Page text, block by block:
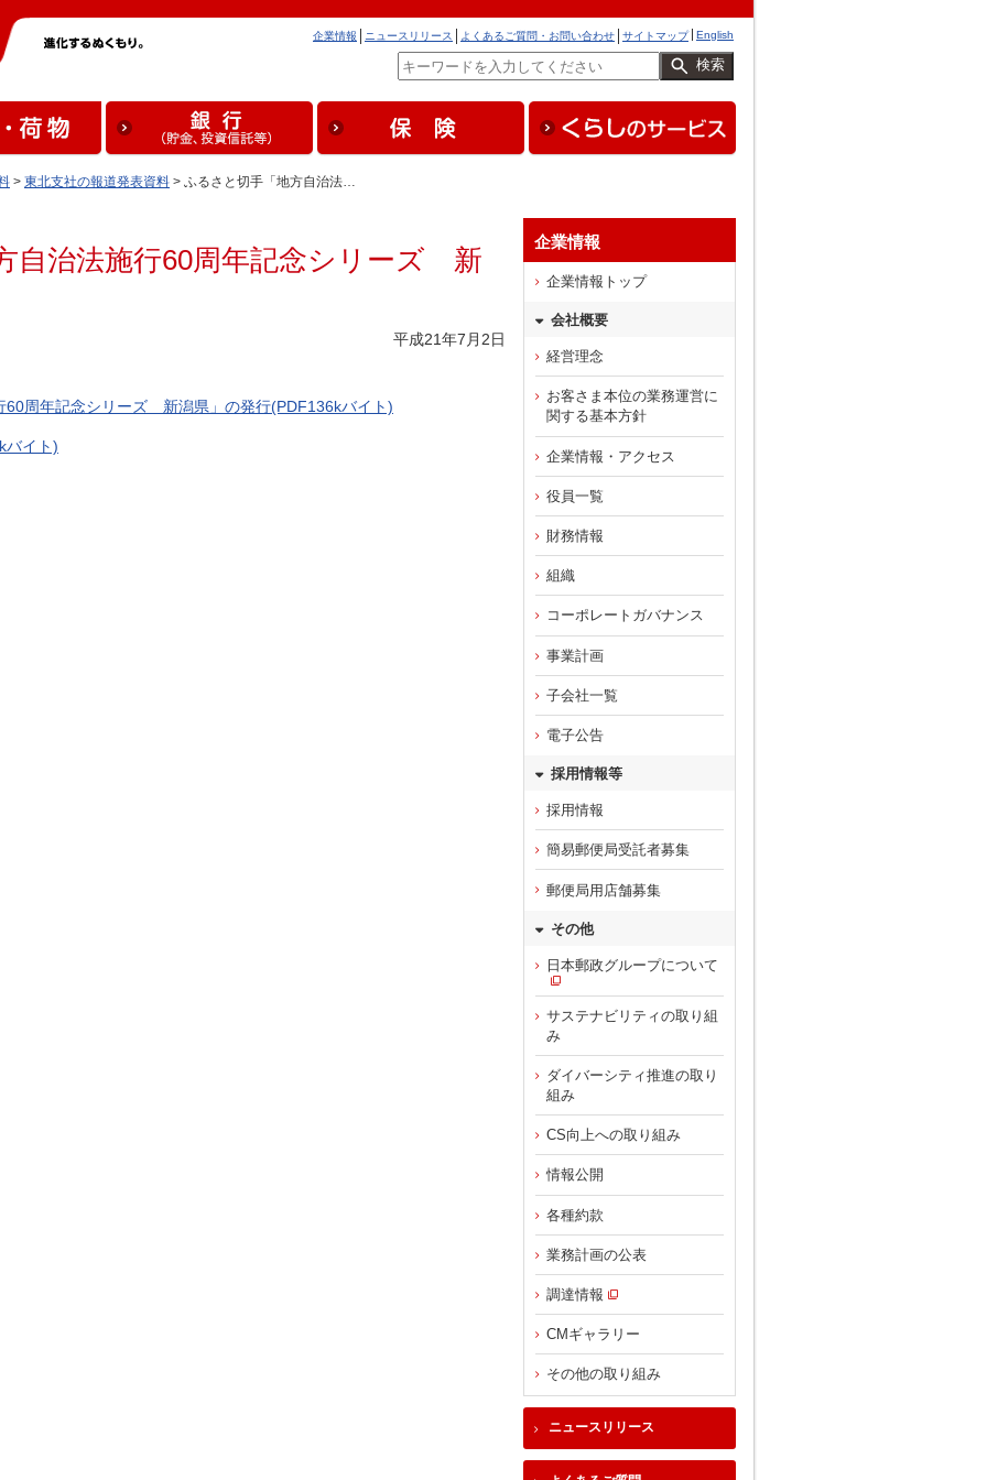
English
サイトマップ
よくあるご質問・お問い合わせ
ニュースリリース
企業情報
検索
> 東北支社の報道発表資料 > ふるさと切手「地方自治法…
自治法施行60周年記念シリーズ 新
平成21年7月2日
60周年記念シリーズ 新潟県」の発行(PDF136kバイト)
バイト)
企業情報
企業情報トップ
会社概要
経営理念
お客さま本位の業務運営に
関する基本方針
企業情報・アクセス
役員一覧
財務情報
組織
コーポレートガバナンス
事業計画
子会社一覧
電子公告
採用情報等
採用情報
簡易郵便局受託者募集
郵便局用店舗募集
その他
日本郵政グループについて
サステナビリティの取り組
み
ダイバーシティ推進の取り
組み
CS向上への取り組み
情報公開
各種約款
業務計画の公表
調達情報
CMギャラリー
その他の取り組み
ニュースリリース